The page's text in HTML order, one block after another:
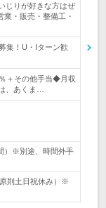
じりが好きな方はぜ
・販売・整備工・
集！U・Iターン歓
＋その他手当◆月収
、あくま…
）※別途、時間外手
則土日祝休み）※